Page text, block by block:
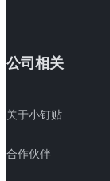
公司相关
关于小钉贴
合作伙伴